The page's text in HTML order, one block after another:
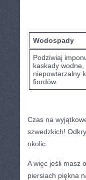
Wodospady
Podziwiaj
kaskady
niepowtarzalny
⁤fiordów.
Czas‌ na⁤
szwedzkich!
okolic.
A więc jeśli‌ masz
piersiach ‌piękna